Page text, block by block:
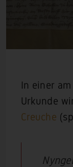
In einer
Urkunde
Creuche